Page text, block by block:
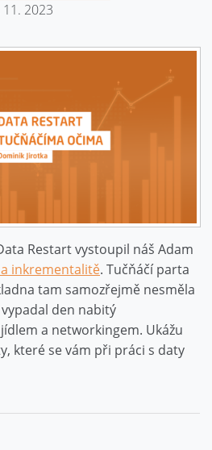
2023
Restart vystoupil náš Adam
inkrementalitě. Tučňáčí parta
tam samozřejmě nesměla
den nabitý
a networkingem. Ukážu
které se vám při práci s daty